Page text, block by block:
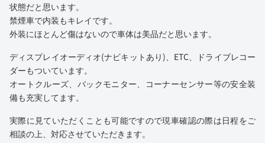
状態だと思います。
禁煙車で内装もキレイです。
外装にほとんど傷はないので車体は美品だと思います。
ディスプレイオーディオ(ナビキットあり)、ETC、ドライブレコー
ダーもついています。
オートクルーズ、バックモニター、コーナーセンサー等の安全装
備も充実してます。
実際に見ていただくことも可能ですので現車確認の際は日程をご
相談の上、対応させていただきます。